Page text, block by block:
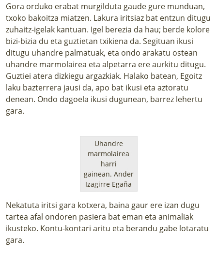
Gora orduko erabat murgilduta gaude gure munduan,
txoko bakoitza miatzen. Lakura iritsiaz bat entzun ditugu
zuhaitz-igelak kantuan. Igel berezia da hau; berde kolore
bizi-bizia du eta guztietan txikiena da. Segituan ikusi
ditugu uhandre palmatuak, eta ondo arakatu ostean
uhandre marmolairea eta alpetarra ere aurkitu ditugu.
Guztiei atera dizkiegu argazkiak. Halako batean, Egoitz
laku bazterrera jausi da, apo bat ikusi eta aztoratu
denean. Ondo dagoela ikusi dugunean, barrez lehertu
gara.
Uhandre
marmolairea
harri
gainean. Ander
Izagirre Egaña
Nekatuta iritsi gara kotxera, baina gaur ere izan dugu
tartea afal ondoren pasiera bat eman eta animaliak
ikusteko. Kontu-kontari aritu eta berandu gabe lotaratu
gara.